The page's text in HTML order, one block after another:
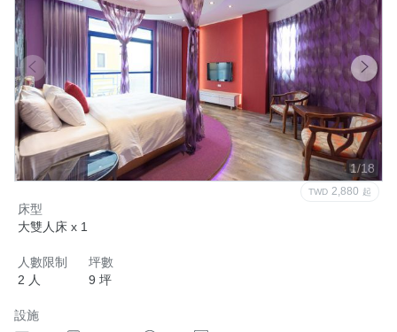
1/18
TWD 2,880 起
床型
大雙人床 x 1
人數限制
2 人
坪數
9 坪
設施